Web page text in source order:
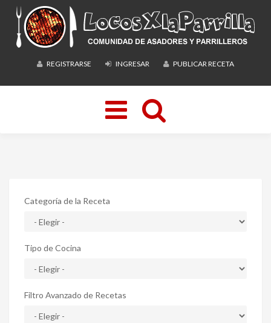
REGISTRARSE INGRESAR PUBLICAR RECETA
Toggle
navigation
Categoría de la Receta
Tipo de Cocina
Filtro Avanzado de Recetas